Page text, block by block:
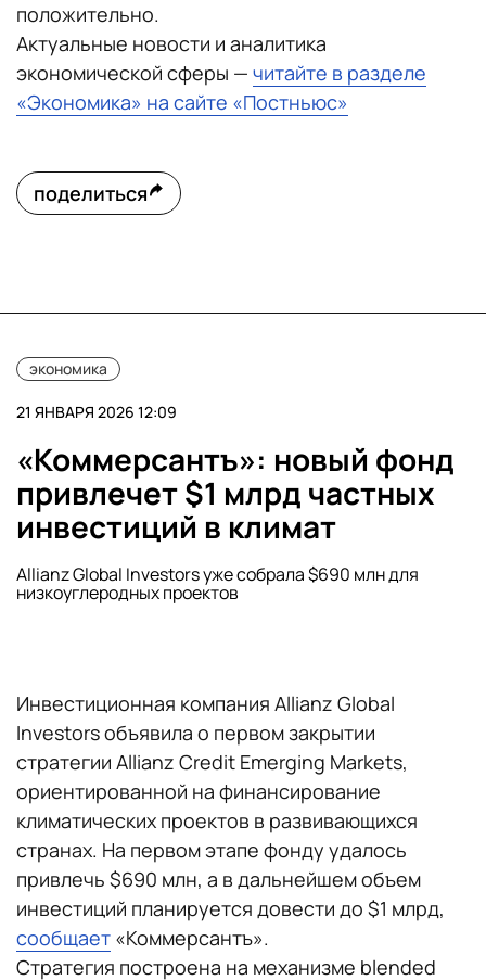
положительно.
Актуальные новости и аналитика
экономической сферы — читайте в разделе
«Экономика» на сайте «Постньюс»
поделиться
экономика
21 ЯНВАРЯ 2026 12:09
«Коммерсантъ»: новый фонд
привлечет $1 млрд частных
инвестиций в климат
Allianz Global Investors уже собрала $690 млн для
низкоуглеродных проектов
Инвестиционная компания Allianz Global
Investors объявила о первом закрытии
стратегии Allianz Credit Emerging Markets,
ориентированной на финансирование
климатических проектов в развивающихся
странах. На первом этапе фонду удалось
привлечь $690 млн, а в дальнейшем объем
инвестиций планируется довести до $1 млрд,
сообщает «Коммерсантъ».
Стратегия построена на механизме blended